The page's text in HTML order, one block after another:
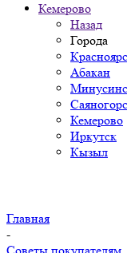
Кемерово
Назад
Города
Абакан
Кемерово
Иркутск
Кызыл
Главная
-